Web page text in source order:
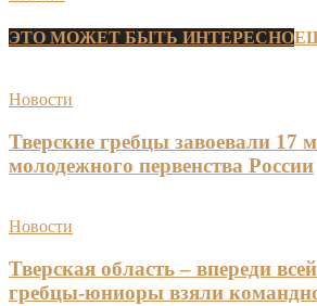
ЭТО МОЖЕТ БЫТЬ ИНТЕРЕСНО
Новости
Тверские гребцы завоевали 17
молодежного первенства России
Новости
Тверская область – впереди
гребцы-юниоры взяли